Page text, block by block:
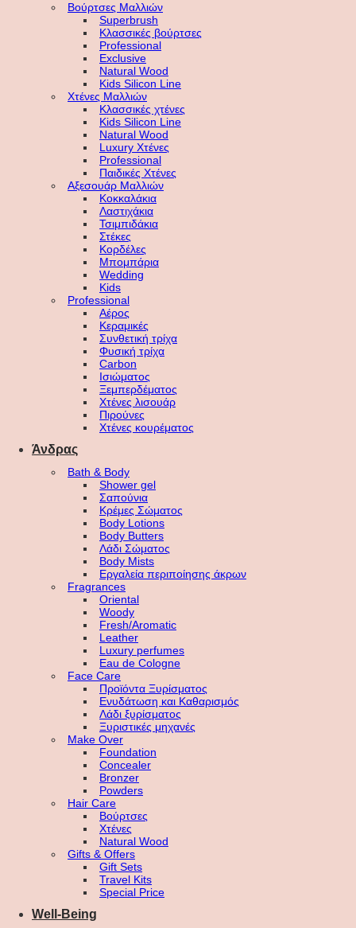
Βούρτσες Μαλλιών
Superbrush
Κλασσικές βούρτσες
Professional
Exclusive
Natural Wood
Kids Silicon Line
Χτένες Μαλλιών
Κλασσικές χτένες
Kids Silicon Line
Natural Wood
Luxury Χτένες
Professional
Παιδικές Χτένες
Αξεσουάρ Μαλλιών
Κοκκαλάκια
Λαστιχάκια
Τσιμπιδάκια
Στέκες
Κορδέλες
Μπομπάρια
Wedding
Kids
Professional
Αέρος
Κεραμικές
Συνθετική τρίχα
Φυσική τρίχα
Carbon
Ισιώματος
Ξεμπερδέματος
Χτένες λισουάρ
Πιρούνες
Χτένες κουρέματος
Άνδρας
Bath & Body
Shower gel
Σαπούνια
Κρέμες Σώματος
Body Lotions
Body Butters
Λάδι Σώματος
Body Mists
Εργαλεία περιποίησης άκρων
Fragrances
Oriental
Woody
Fresh/Aromatic
Leather
Luxury perfumes
Eau de Cologne
Face Care
Προϊόντα Ξυρίσματος
Ενυδάτωση και Καθαρισμός
Λάδι ξυρίσματος
Ξυριστικές μηχανές
Make Over
Foundation
Concealer
Bronzer
Powders
Hair Care
Βούρτσες
Χτένες
Natural Wood
Gifts & Offers
Gift Sets
Travel Kits
Special Price
Well-Being